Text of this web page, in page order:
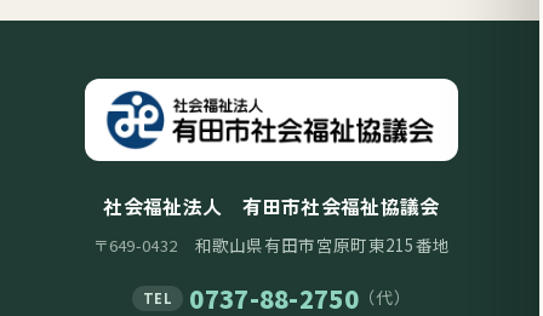
社会福祉法人 有田市社会福祉協議会
〒649-0432 和歌山県有田市宮原町東215番地
TEL 0737-88-2750（代）